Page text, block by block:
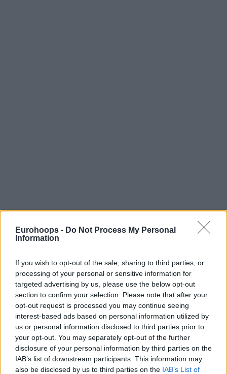
Eurohoops - Do Not Process My Personal
Information
If you wish to opt-out of the sale, sharing to third parties, or
processing of your personal or sensitive information for
targeted advertising by us, please use the below opt-out
section to confirm your selection. Please note that after your
opt-out request is processed you may continue seeing
interest-based ads based on personal information utilized by
us or personal information disclosed to third parties prior to
your opt-out. You may separately opt-out of the further
disclosure of your personal information by third parties on the
IAB’s list of downstream participants. This information may
also be disclosed by us to third parties on the IAB’s List of
Του Γιάννη Ράμμα/irammas@eurohoops.net
Πωλείται/πωλήθηκε η ΚΑΕΠαναθηναϊκός;
Ιστοσελίδα επικαλούμενη πληροφορίες από το
χρηματιστηριακό χώρο πως έγραψε υπάρχει deal ανάμεσα
στονΔημήτρη Γιαννακόπουλοκαι σε ξένο fund με έδρα
το Λονδίνο, αναφέροντας κι ανεπιβεβαίωτο ποσό αγοράς.